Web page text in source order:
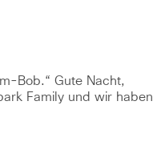
Bob.“ Gute Nacht,
Family und wir haben